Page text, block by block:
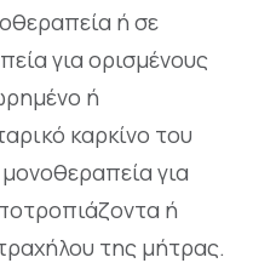
ή σε
για ορισμένους
ή
καρκίνο του
για
ή
της μήτρας.